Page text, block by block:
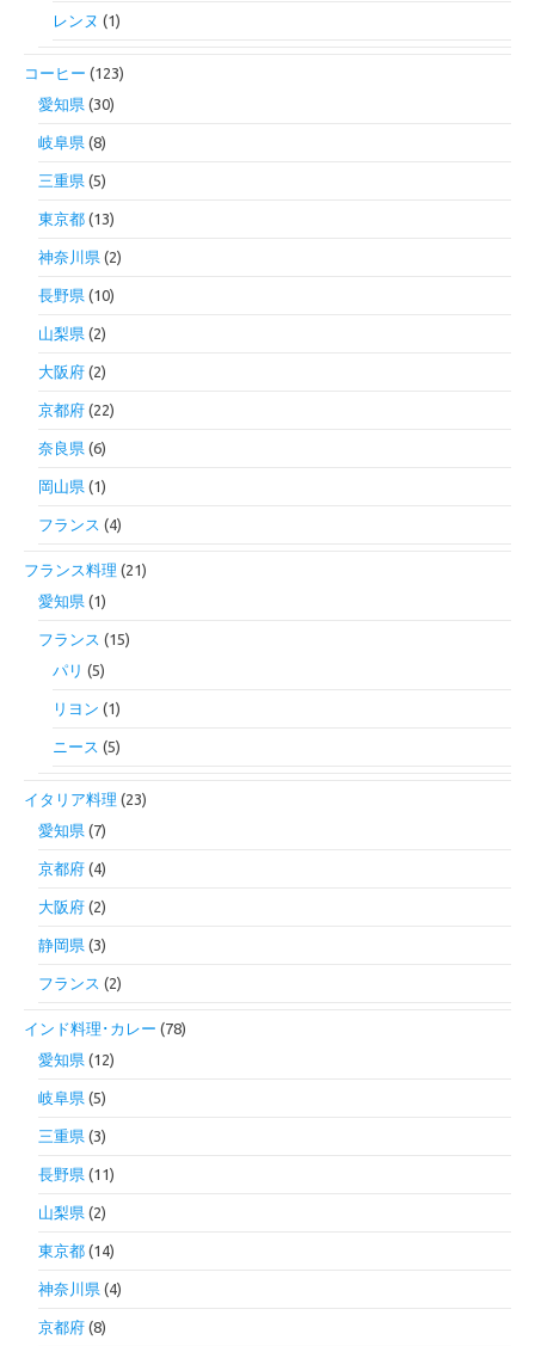
レンヌ (1)
コーヒー (123)
愛知県 (30)
岐阜県 (8)
三重県 (5)
東京都 (13)
神奈川県 (2)
長野県 (10)
山梨県 (2)
大阪府 (2)
京都府 (22)
奈良県 (6)
岡山県 (1)
フランス (4)
フランス料理 (21)
愛知県 (1)
フランス (15)
パリ (5)
リヨン (1)
ニース (5)
イタリア料理 (23)
愛知県 (7)
京都府 (4)
大阪府 (2)
静岡県 (3)
フランス (2)
インド料理･カレー (78)
愛知県 (12)
岐阜県 (5)
三重県 (3)
長野県 (11)
山梨県 (2)
東京都 (14)
神奈川県 (4)
京都府 (8)